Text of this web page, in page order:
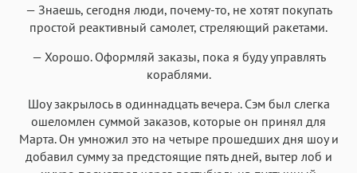
— Знаешь, сегодня люди, почему-то, не хотят покупать
простой реактивный самолет, стреляющий ракетами.
— Хорошо. Оформляй заказы, пока я буду управлять
кораблями.
Шоу закрылось в одиннадцать вечера. Сэм был слегка
ошеломлен суммой заказов, которые он принял для
Марта. Он умножил это на четыре прошедших дня шоу и
добавил сумму за предстоящие пять дней, вытер лоб и